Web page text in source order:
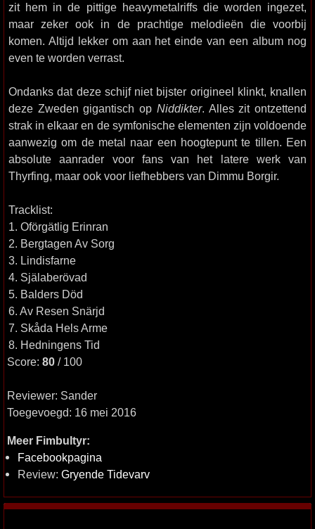
zit hem in de pittige heavymetalriffs die worden ingezet,
maar zeker ook in de prachtige melodieën die voorbij
komen. Altijd lekker om aan het einde van een album nog
even te worden verrast.
Ondanks dat deze schijf niet bijster origineel klinkt, knallen
deze Zweden gigantisch op Niddikter. Alles zit ontzettend
strak in elkaar en de symfonische elementen zijn voldoende
aanwezig om de metal naar een hoogtepunt te tillen. Een
absolute aanrader voor fans van het latere werk van
Thyrfing, maar ook voor liefhebbers van Dimmu Borgir.
Tracklist:
1. Oförgätlig Erinran
2. Bergtagen Av Sorg
3. Lindisfarne
4. Själaberövad
5. Balders Död
6. Av Resen Snärjd
7. Skåda Hels Arme
8. Hedningens Tid
Score: 80 / 100
Reviewer: Sander
Toegevoegd: 16 mei 2016
Meer Fimbultyr:
Facebookpagina
Review: Gryende Tidevarv